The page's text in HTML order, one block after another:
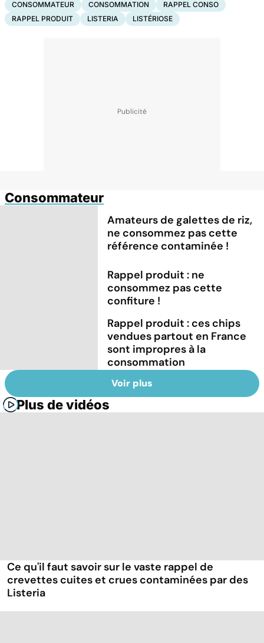
CONSOMMATEUR CONSOMMATION
RAPPEL CONSO
RAPPEL PRODUIT
LISTERIA LISTÉRIOSE
Consommateur
Amateurs de galettes de riz,
ne consommez pas cette
référence contaminée !
Rappel produit : ne
consommez pas cette
confiture !
Rappel produit : ces chips
vendues partout en France
sont impropres à la
consommation
Voir plus
Plus de vidéos
Ce qu'il faut savoir sur le vaste rappel de
crevettes cuites et crues contaminées par des
Listeria